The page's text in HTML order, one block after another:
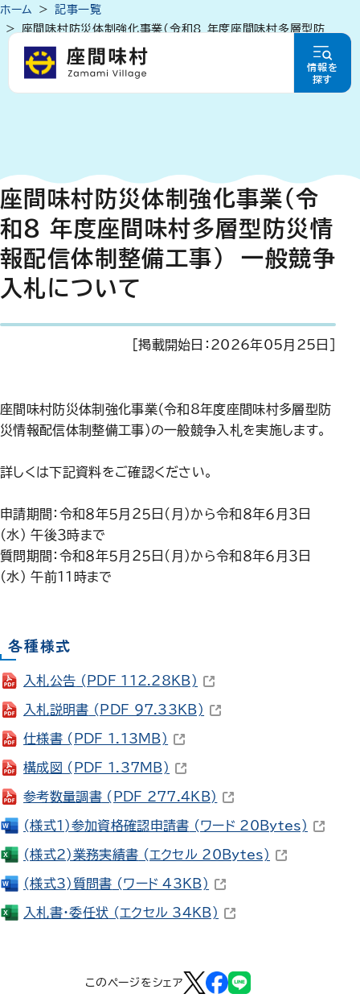
情報を
探す
ホーム
記事一覧
座間味村防災体制強化事業(令和8 年度座間味村多層型防
災情報配信体制整備工事) 一般競争入札について
座間味村防災体制強化事業(令
和8 年度座間味村多層型防災情
報配信体制整備工事) 一般競争
入札について
[掲載開始日： 2026年05月25日
座間味村防災体制強化事業（令和8年度座間味村多層型防
災情報配信体制整備工事）の一般競争入札を実施します。
詳しくは下記資料をご確認ください。
申請期間：令和８年５月２５日(月)から令和８年６月３日
(水) 午後３時まで
質問期間：令和８年５月２５日(月)から令和８年６月３日
(水) 午前１１時まで
各種様式
入札公告 (PDF 112.28KB) （新しいウィンドウで開きま
入札説明書 (PDF 97.33KB) （新しいウィンドウで開きま
仕様書(PDF 1.13MB) （新しいウィンドウで開きます）
構成図 (PDF 1.37MB) （新しいウィンドウで開きます）
参考数量調書(PDF 277.4KB) （新しいウィンドウで開き
(様式1)参加資格確認申請書 (ワード 20Bytes) （新し
(様式2)業務実績書 (エクセル 20Bytes) （新しいウィン
(様式3)質問書 (ワード 43KB) （新しいウィンドウで開き
入札書・委任状 (エクセル 34KB) （新しいウィンドウで開
このページをシェア